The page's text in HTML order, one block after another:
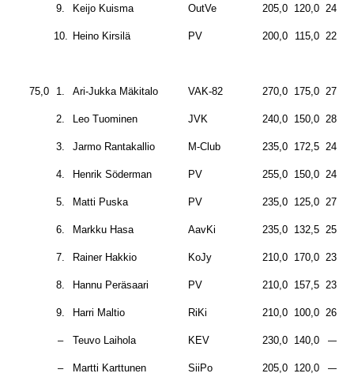
9. Keijo Kuisma OutVe 205,0 120,0 245,0
10. Heino Kirsilä PV 200,0 115,0 225,0
75,0 1. Ari-Jukka Mäkitalo VAK-82 270,0 175,0 270,0
2. Leo Tuominen JVK 240,0 150,0 280,0
3. Jarmo Rantakallio M-Club 235,0 172,5 240,0
4. Henrik Söderman PV 255,0 150,0 240,0
5. Matti Puska PV 235,0 125,0 270,0
6. Markku Hasa AavKi 235,0 132,5 255,0
7. Rainer Hakkio KoJy 210,0 170,0 237,5
8. Hannu Peräsaari PV 210,0 157,5 232,5
9. Harri Maltio RiKi 210,0 100,0 262,5
– Teuvo Laihola KEV 230,0 140,0 —–
– Martti Karttunen SiiPo 205,0 120,0 —–